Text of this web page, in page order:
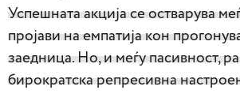
Успешната акција се остварува
пројави на емпатија кон
заедница. Но, и меѓу пасивност,
бирократска репресивна